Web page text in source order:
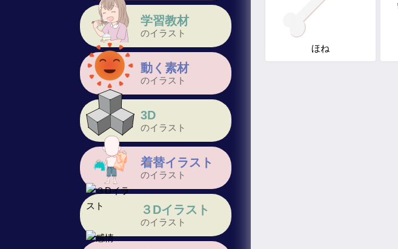
学習教材
のイラスト
動く素材
のイラスト
3D
のイラスト
着替イラスト
のイラスト
３Dイラスト
のイラスト
ほね